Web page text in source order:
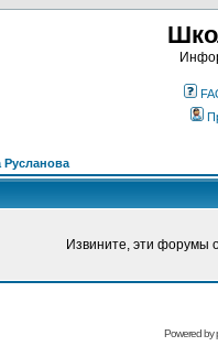
Извините, эти форумы
Powered by